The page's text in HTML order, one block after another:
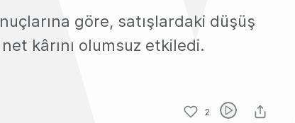
göre, satışlardaki düşüş
kârını olumsuz etkiledi.
2